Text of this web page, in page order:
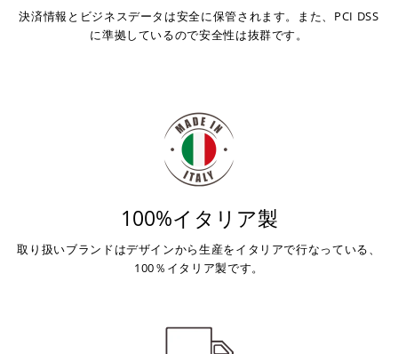
決済情報とビジネスデータは安全に保管されます。また、PCI DSS
に準拠しているので安全性は抜群です。
100%イタリア製
取り扱いブランドはデザインから生産をイタリアで行なっている、
100％イタリア製です。